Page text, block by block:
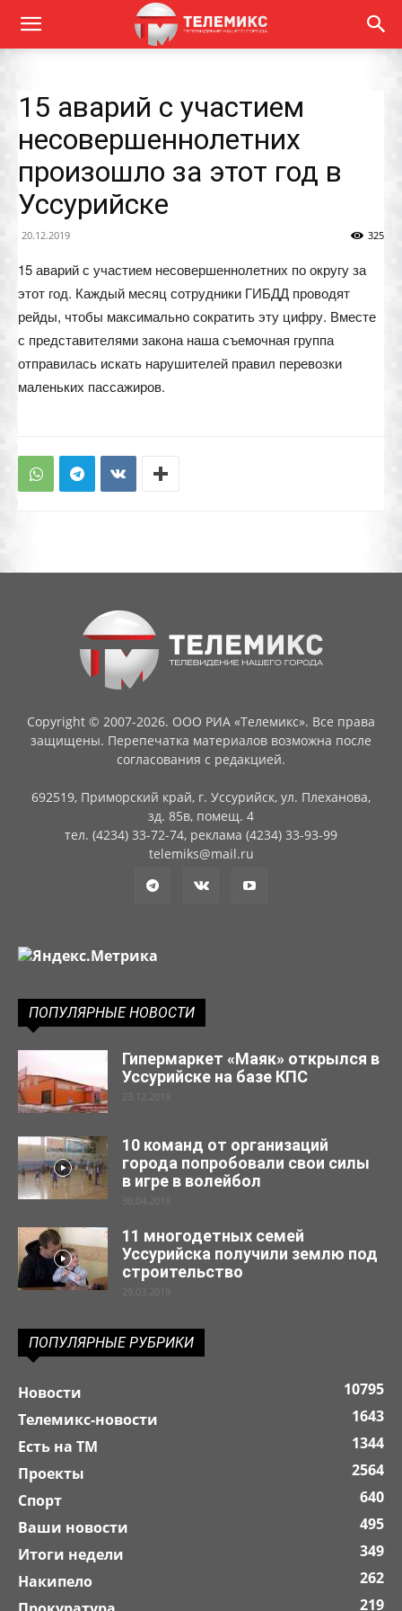
15 аварий с участием
несовершеннолетних
произошло за этот год в
Уссурийске
20.12.2019 325
15 аварий с участием несовершеннолетних по округу за
этот год. Каждый месяц сотрудники ГИБДД проводят
рейды, чтобы максимально сократить эту цифру. Вместе
с представителями закона наша съемочная группа
отправилась искать нарушителей правил перевозки
маленьких пассажиров.
Copyright © 2007-2026. ООО РИА «Телемикс». Все права
защищены. Перепечатка материалов возможна после
согласования с редакцией.
692519, Приморский край, г. Уссурийск, ул. Плеханова,
зд. 85в, помещ. 4
тел. (4234) 33-72-74, реклама (4234) 33-93-99
telemiks@mail.ru
ПОПУЛЯРНЫЕ НОВОСТИ
Гипермаркет «Маяк» открылся в
Уссурийске на базе КПС
23.12.2019
10 команд от организаций
города попробовали свои силы
в игре в волейбол
30.04.2019
11 многодетных семей
Уссурийска получили землю под
строительство
29.03.2019
ПОПУЛЯРНЫЕ РУБРИКИ
Новости
10795
Телемикс-новости
1643
Есть на ТМ
1344
Проекты
2564
Спорт
640
Ваши новости
495
Итоги недели
349
Накипело
262
219